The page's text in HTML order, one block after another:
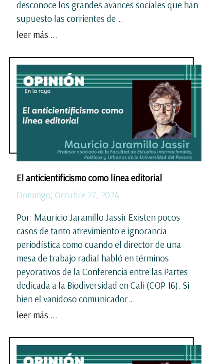
desconoce los grandes avances sociales que han
supuesto las corrientes de...
leer más ...
El anticientificismo como línea editorial
Domingo, Octubre 27, 2024
Por: Mauricio Jaramillo Jassir Existen pocos
casos de tanto atrevimiento e ignorancia
periodística como cuando el director de una
mesa de trabajo radial habló en términos
peyorativos de la Conferencia entre las Partes
dedicada a la Biodiversidad en Cali (COP 16). Si
bien el vanidoso comunicador...
leer más ...